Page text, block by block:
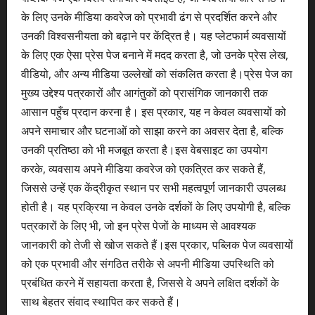
के लिए उनके मीडिया कवरेज को प्रभावी ढंग से प्रदर्शित करने और
उनकी विश्वसनीयता को बढ़ाने पर केंद्रित है। यह प्लेटफार्म व्यवसायों
के लिए एक ऐसा प्रेस पेज बनाने में मदद करता है, जो उनके प्रेस लेख,
वीडियो, और अन्य मीडिया उल्लेखों को संकलित करता है।प्रेस पेज का
मुख्य उद्देश्य पत्रकारों और आगंतुकों को प्रासंगिक जानकारी तक
आसान पहुँच प्रदान करना है। इस प्रकार, यह न केवल व्यवसायों को
अपने समाचार और घटनाओं को साझा करने का अवसर देता है, बल्कि
उनकी प्रतिष्ठा को भी मजबूत करता है।इस वेबसाइट का उपयोग
करके, व्यवसाय अपने मीडिया कवरेज को एकत्रित कर सकते हैं,
जिससे उन्हें एक केंद्रीकृत स्थान पर सभी महत्वपूर्ण जानकारी उपलब्ध
होती है। यह प्रक्रिया न केवल उनके दर्शकों के लिए उपयोगी है, बल्कि
पत्रकारों के लिए भी, जो इन प्रेस पेजों के माध्यम से आवश्यक
जानकारी को तेजी से खोज सकते हैं।इस प्रकार, पब्लिक पेज व्यवसायों
को एक प्रभावी और संगठित तरीके से अपनी मीडिया उपस्थिति को
प्रबंधित करने में सहायता करता है, जिससे वे अपने लक्षित दर्शकों के
साथ बेहतर संवाद स्थापित कर सकते हैं।